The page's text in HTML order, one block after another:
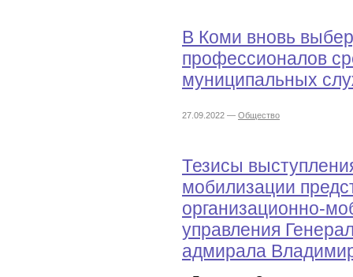
В Коми вновь
профессионалов
муниципальных
27.09.2022 — Общество
Тезисы
мобилизации
организационно-
управления
адмирала